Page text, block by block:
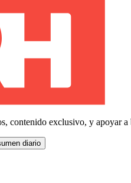
contenido exclusivo, y apoyar a
diario